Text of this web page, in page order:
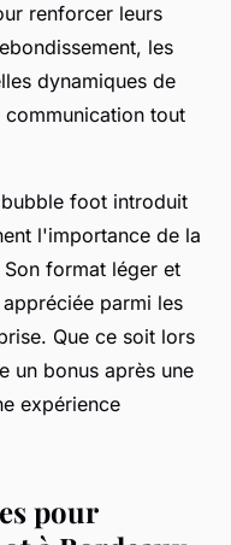
renforcer leurs
les
dynamiques de
tout
foot introduit
l'importance de la
format léger et
parmi les
Que ce soit lors
un bonus après une
expérience
pour